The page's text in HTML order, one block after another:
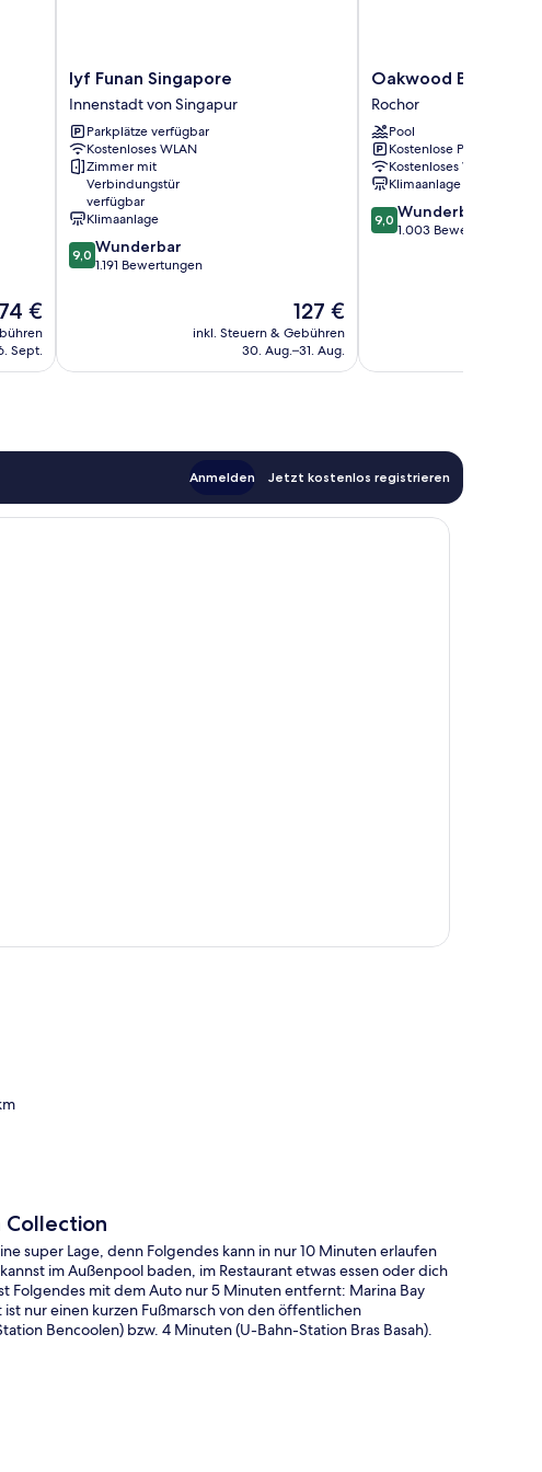
€
Sept.
lyf
Funan
Singapore
Innenstadt
von
Singapur
lyf Funan Singapore
Innenstadt von Singapur
Parkplätze verfügbar
Kostenloses WLAN
Zimmer mit
Verbindungstür
verfügbar
Klimaanlage
9.0
von
9,0 Wunderbar
1.191 Bewertungen
Der
Preis
beträgt
127 €
inkl. Steuern & Gebühren
30. Aug.–31. Aug.
Oakwood
Bencoolen
Singapore
Rochor
Oakwood
Rochor
Pool
Kostenlose Parkplätze
Kostenloses WLAN
Klimaanlage
9.0
von
9,0 Wunderbar
1.003 Bewertungen
Anmelden Jetzt kostenlos registrieren
super Lage, denn Folgendes kann in nur 10 Minuten erlaufen
im Außenpool baden, im Restaurant etwas essen oder dich
Folgendes mit dem Auto nur 5 Minuten entfernt: Marina Bay
nur einen kurzen Fußmarsch von den öffentlichen
Bencoolen) bzw. 4 Minuten (U-Bahn-Station Bras Basah).